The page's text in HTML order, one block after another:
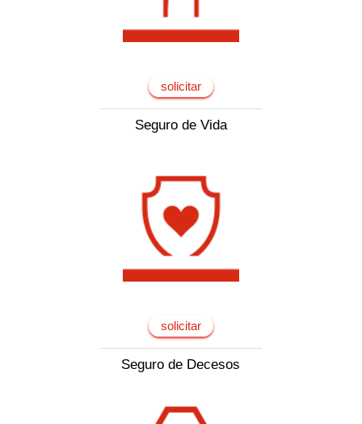
solicitar
Seguro de Vida
solicitar
Seguro de Decesos